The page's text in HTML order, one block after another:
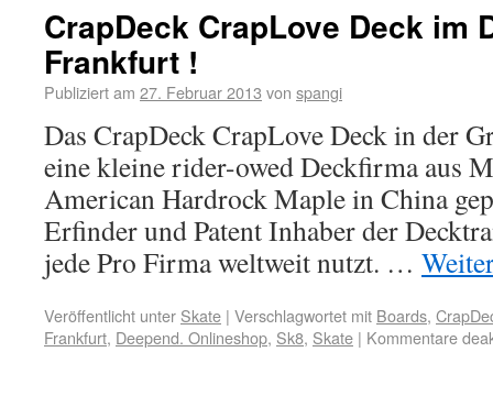
CrapDeck CrapLove Deck im
Frankfurt !
Publiziert am 27. Februar 2013 von spangi
Das CrapDeck CrapLove Deck in der
eine kleine rider-owed Deckfirma aus
American Hardrock Maple in China
Erfinder und Patent Inhaber der
jede Pro Firma weltweit nutzt. …
Veröffentlicht unter Skate | Verschlagwortet mit Boards,
Frankfurt, Deepend. Onlineshop, Sk8, Skate | Kommentare